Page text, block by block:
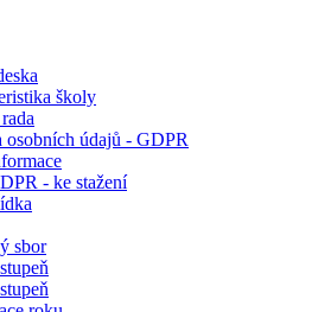
školy
osobních údajů - GDPR
- ke stažení
sbor